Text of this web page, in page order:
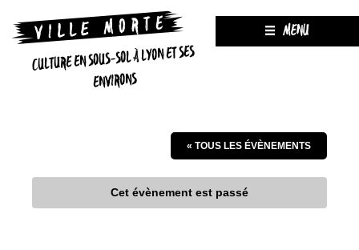
CULTURE EN SOUS-SOL À LYON ET SES
ENVIRONS
MENU
« TOUS LES ÉVÈNEMENTS
Cet évènement est passé